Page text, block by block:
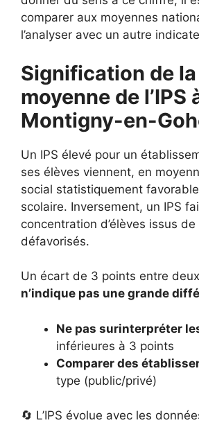
comparer aux moyennes
l’analyser avec un autre
Signification de
moyenne de l’IPS
Montigny-en-
Un IPS élevé pour un
ses élèves viennent, en
social statistiquement
scolaire. Inversement, un IPS
concentration d’élèves issus
défavorisés.
Un écart de 3 points entre
n’indique pas une grande
Ne pas surinterpréter
inférieures à 3 points
Comparer des
type (public/privé)
🔄 L’IPS évolue avec les